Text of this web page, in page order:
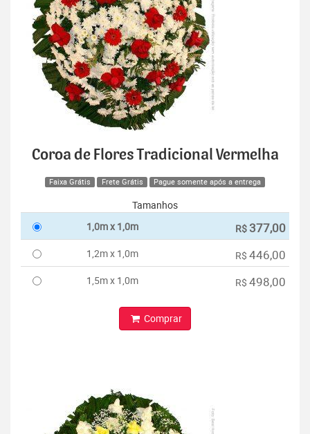
Coroa de Flores Tradicional Vermelha
Faixa Grátis Frete Grátis Pague somente após a entrega
Tamanhos
1,0m x 1,0m
R$ 377,00
1,2m x 1,0m R$ 446,00
1,5m x 1,0m R$ 498,00
Comprar